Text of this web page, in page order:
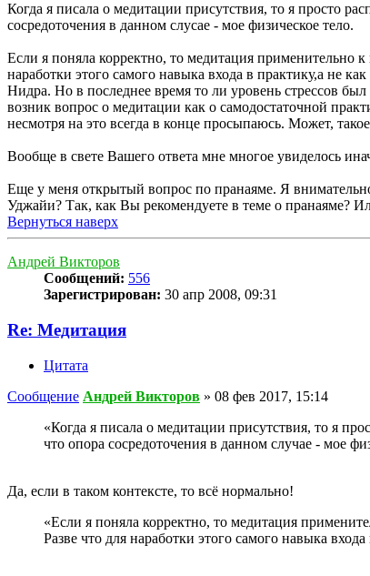
Когда я писала о медитации присутствия, то я просто
сосредоточения в данном слусае - мое физическое тело.
Если я поняла корректно, то медитация применительно
наработки этого самого навыка входа в практику,а не
Нидра. Но в последнее время то ли уровень стрессов
возник вопрос о медитации как о самодостаточной
несмотря на это всегда в конце просыпаюсь. Может,
Вообще в свете Вашего ответа мне многое увиделось
Еще у меня открытый вопрос по пранаяме. Я
Уджайи? Так, как Вы рекомендуете в теме о пранаяме?
Вернуться наверх
Андрей Викторов
Сообщений: 556
Зарегистрирован: 30 апр 2008, 09:31
Re: Медитация
Цитата
Сообщение Андрей Викторов » 08 фев 2017, 15:14
«Когда я писала о медитации присутствия, то я
что опора сосредоточения в данном случае - мое
Да, если в таком контексте, то всё нормально!
«Если я поняла корректно, то медитация
Разве что для наработки этого самого навыка